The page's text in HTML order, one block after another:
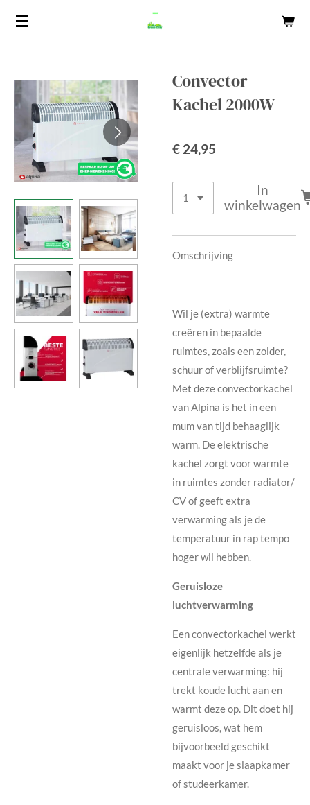
Ga
hoofdinhoud
Convector
Kachel 2000W
€ 24,95
In
winkelwagen
Omschrijving
Wil je (extra) warmte
creëren in bepaalde
ruimtes, zoals een zolder,
schuur of verblijfsruimte?
Met deze convectorkachel
van Alpina is het in een
mum van tijd behaaglijk
warm. De elektrische
kachel zorgt voor warmte
in ruimtes zonder radiator/
CV of geeft extra
verwarming als je de
temperatuur in rap tempo
hoger wil hebben.
Geruisloze
luchtverwarming
Een convectorkachel werkt
eigenlijk hetzelfde als je
centrale verwarming: hij
trekt koude lucht aan en
warmt deze op. Dit doet hij
geruisloos, wat hem
bijvoorbeeld geschikt
maakt voor je slaapkamer
of studeerkamer.